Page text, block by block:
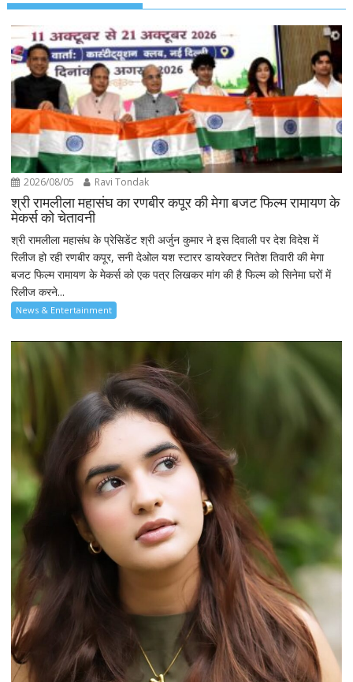
2026/08/05 Ravi Tondak
श्री रामलीला महासंघ का रणबीर कपूर की मेगा बजट फिल्म रामायण के
मेकर्स को चेतावनी
श्री रामलीला महासंघ के प्रेसिडेंट श्री अर्जुन कुमार ने इस दिवाली पर देश विदेश में
रिलीज हो रही रणबीर कपूर, सनी देओल यश स्टारर डायरेक्टर नितेश तिवारी की मेगा
बजट फिल्म रामायण के मेकर्स को एक पत्र लिखकर मांग की है फिल्म को सिनेमा घरों में
रिलीज करने...
News & Entertainment